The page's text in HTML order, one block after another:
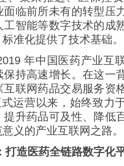
临前所未有的转型压
智能等数字技术的成
准化提供了技术基础。
年中国医药产业互
持高速增长。在这一
互联网药品交易服务资
运营以来，始终致力
升药品可及性、降低
义的产业互联网之路。
打造医药全链路数字化